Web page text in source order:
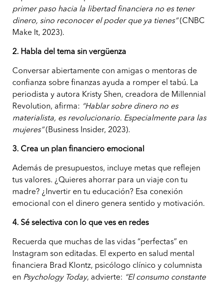
primer paso hacia la libertad financiera no es tener
dinero, sino reconocer el poder que ya tienes”(CNBC
Make It, 2023).
2. Habla del tema sin vergüenza
Conversar abiertamente con amigas o mentoras de
confianza sobre finanzas ayuda a romper el tabú. La
periodista y autora Kristy Shen, creadora de Millennial
Revolution, afirma: “Hablar sobre dinero no es
materialista, es revolucionario. Especialmente para las
mujeres”(Business Insider, 2023).
3. Crea un plan financiero emocional
Además de presupuestos, incluye metas que reflejen
tus valores. ¿Quieres ahorrar para un viaje con tu
madre? ¿Invertir en tu educación? Esa conexión
emocional con el dinero genera sentido y motivación.
4. Sé selectiva con lo que ves en redes
Recuerda que muchas de las vidas “perfectas” en
Instagram son editadas. El experto en salud mental
financiera Brad Klontz, psicólogo clínico y columnista
en Psychology Today, advierte: “El consumo constante